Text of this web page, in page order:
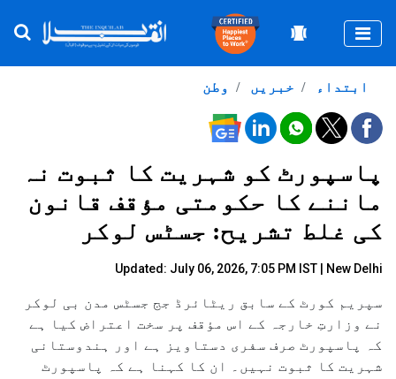
وطن خبریں ابتداء
پاسپورٹ کو شہریت کا ثبوت نہ
ماننے کا حکومتی مؤقف قانون
کی غلط تشریح: جسٹس لوکر
Updated: July 06, 2026, 7:05 PM IST | New Delhi
سپریم کورٹ کے سابق ریٹائرڈ جج جسٹس مدن بی لوکر
نے وزارتِ خارجہ کے اس مؤقف پر سخت اعتراض کیا ہے
کہ پاسپورٹ صرف سفری دستاویز ہے اور ہندوستانی
شہریت کا ثبوت نہیں۔ ان کا کہنا ہے کہ پاسپورٹ